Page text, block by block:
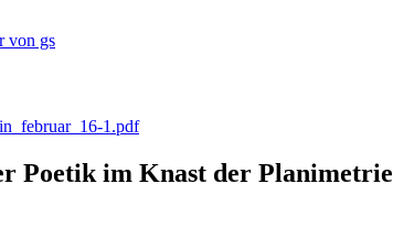
von gs
1.pdf
Poetik im Knast der Planimetrie